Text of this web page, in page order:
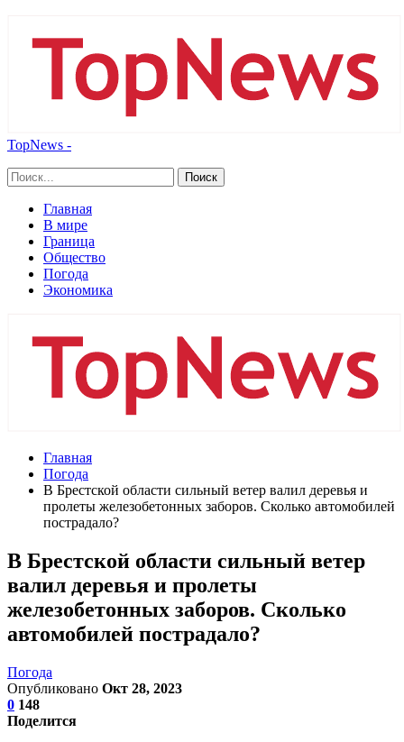
TopNews -
Главная
В мире
Граница
Общество
Погода
Экономика
Главная
Погода
В Брестской области сильный ветер валил деревья и
пролеты железобетонных заборов. Сколько автомобилей
пострадало?
В Брестской области сильный ветер
валил деревья и пролеты
железобетонных заборов. Сколько
автомобилей пострадало?
Погода
Опубликовано Окт 28, 2023
0 148
Поделится